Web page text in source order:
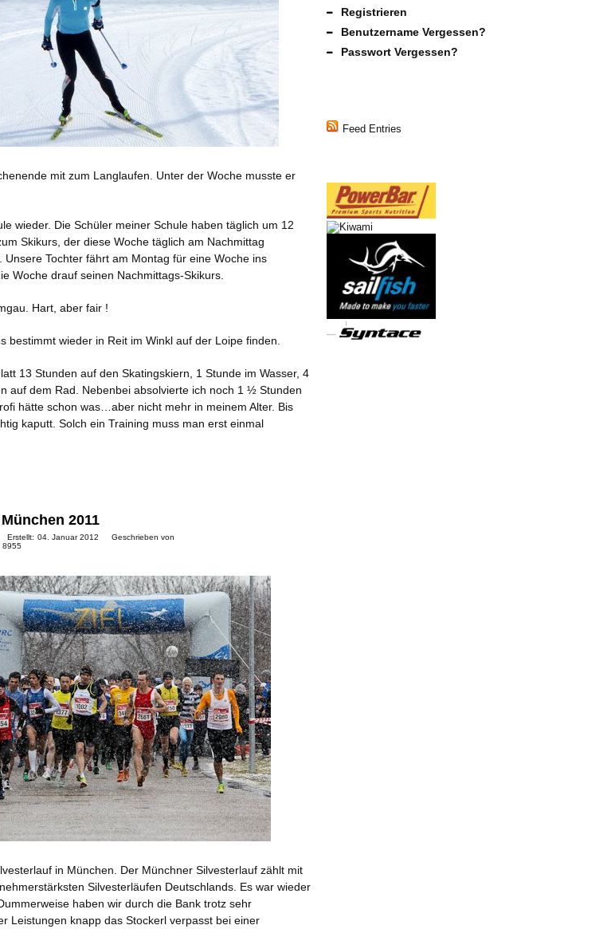
mit zum Langlaufen. Unter der Woche musste er
wieder. Die Schüler meiner Schule haben täglich um 12
Skikurs, der diese Woche täglich am Nachmittag
Tochter fährt am Montag für eine Woche ins
Woche drauf seinen Nachmittags-Skikurs.
Hart, aber fair !
bestimmt wieder in Reit im Winkl auf der Loipe finden.
13 Stunden auf den Skatingskiern, 1 Stunde im Wasser, 4
auf dem Rad. Nebenbei absolvierte ich noch 1 ½ Stunden
hätte schon was…aber nicht mehr in meinem Alter. Bis
kaputt. Solch ein Training muss man erst einmal
2011
Erstellt: 04. Januar 2012
Geschrieben von
8955
in München. Der Münchner Silvesterlauf zählt mit
Silvesterläufen Deutschlands. Es war wieder
haben wir durch die Bank trotz sehr
Leistungen knapp das Stockerl verpasst bei einer
Registrieren
Benutzername Vergessen?
Passwort Vergessen?
Feed Entries